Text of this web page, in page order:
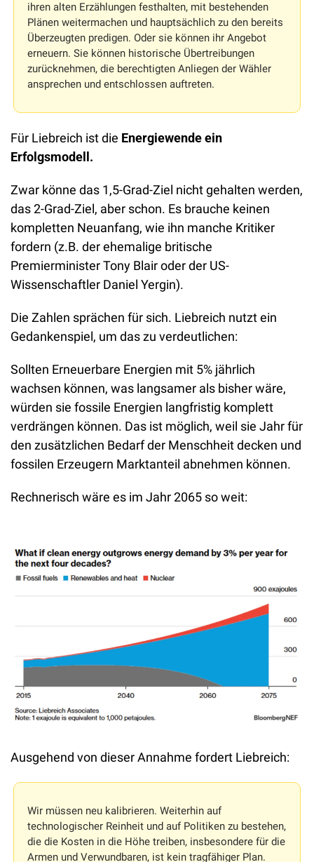
ihren alten Erzählungen festhalten, mit bestehenden
Plänen weitermachen und hauptsächlich zu den bereits
Überzeugten predigen. Oder sie können ihr Angebot
erneuern. Sie können historische Übertreibungen
zurücknehmen, die berechtigten Anliegen der Wähler
ansprechen und entschlossen auftreten.
Für Liebreich ist die Energiewende ein
Erfolgsmodell.
Zwar könne das 1,5-Grad-Ziel nicht gehalten werden,
das 2-Grad-Ziel, aber schon. Es brauche keinen
kompletten Neuanfang, wie ihn manche Kritiker
fordern (z.B. der ehemalige britische
Premierminister Tony Blair oder der US-
Wissenschaftler Daniel Yergin).
Die Zahlen sprächen für sich. Liebreich nutzt ein
Gedankenspiel, um das zu verdeutlichen:
Sollten Erneuerbare Energien mit 5% jährlich
wachsen können, was langsamer als bisher wäre,
würden sie fossile Energien langfristig komplett
verdrängen können. Das ist möglich, weil sie Jahr für
den zusätzlichen Bedarf der Menschheit decken und
fossilen Erzeugern Marktanteil abnehmen können.
Rechnerisch wäre es im Jahr 2065 so weit:
Ausgehend von dieser Annahme fordert Liebreich:
Wir müssen neu kalibrieren. Weiterhin auf
technologischer Reinheit und auf Politiken zu bestehen,
die die Kosten in die Höhe treiben, insbesondere für die
Armen und Verwundbaren, ist kein tragfähiger Plan.